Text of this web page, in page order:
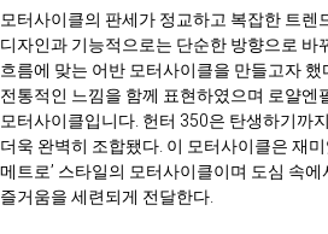
모터사이클의 판세가 정교하고 복잡한 트렌
디자인과 기능적으로는 단순한 방향으로 바
흐름에 맞는 어반 모터사이클을 만들고자
전통적인 느낌을 함께 표현하였으며 로얄엔
모터사이클입니다. 헌터 350은 탄생하기까
더욱 완벽히 조합됐다. 이 모터사이클은 재
메트로’ 스타일의 모터사이클이며 도심 속
즐거움을 세련되게 전달한다.